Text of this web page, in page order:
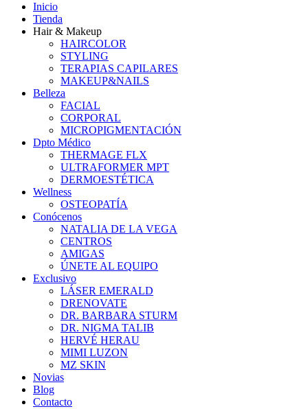
Inicio
Tienda
Hair & Makeup
HAIRCOLOR
STYLING
TERAPIAS CAPILARES
MAKEUP&NAILS
Belleza
FACIAL
CORPORAL
MICROPIGMENTACIÓN
Dpto Médico
THERMAGE FLX
ULTRAFORMER MPT
DERMOESTÉTICA
Wellness
OSTEOPATÍA
Conócenos
NATALIA DE LA VEGA
CENTROS
AMIGAS
ÚNETE AL EQUIPO
Exclusivo
LÁSER EMERALD
DRENOVATE
DR. BARBARA STURM
DR. NIGMA TALIB
HERVÉ HERAU
MIMI LUZON
MZ SKIN
Novias
Blog
Contacto